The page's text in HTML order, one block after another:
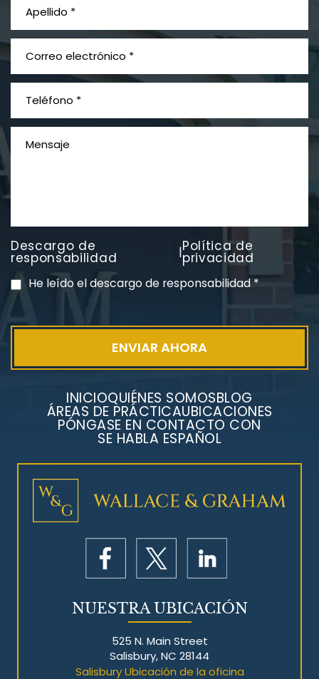
¿Qué es el mesotelioma?
PVC Cloruro de polivinilo
Exposición
Descargo de
responsabilidad |Política de
privacidad
He leído el descargo de responsabilidad*
INICIOQUIÉNES SOMOSBLOG
ÁREAS DE PRÁCTICAUBICACIONES
PÓNGASE EN CONTACTO CON
SE HABLA ESPAÑOL
NUESTRA UBICACIÓN
525 N. Main Street
Salisbury, NC 28144
Salisbury Ubicación de la oficina